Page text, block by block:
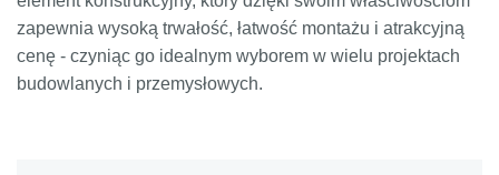
zapewnia wysoką trwałość, łatwość montażu i atrakcyjną
cenę - czyniąc go idealnym wyborem w wielu projektach
budowlanych i przemysłowych.